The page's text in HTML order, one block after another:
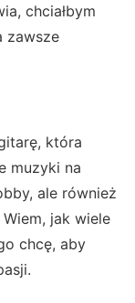
chciałbym
zawsze
która
muzyki na
ale również
jak wiele
chcę, aby